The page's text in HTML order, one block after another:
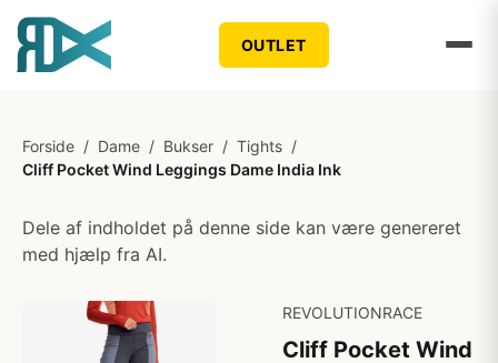
OUTLET
Forside / Dame / Bukser / Tights /
Cliff Pocket Wind Leggings Dame India Ink
Dele af indholdet på denne side kan være genereret
med hjælp fra AI.
REVOLUTIONRACE
Cliff Pocket Wind